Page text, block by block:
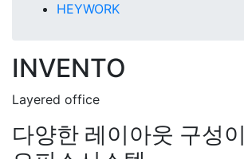
HEYWORK
INVENTO
Layered office
다양한 레이아웃 구성